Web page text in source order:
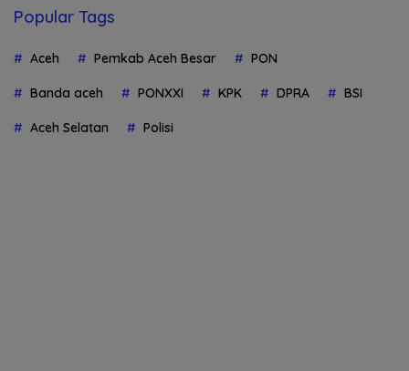
Popular Tags
Aceh Pemkab Aceh Besar PON
Banda aceh PONXXI KPK DPRA BSI
Aceh Selatan Polisi